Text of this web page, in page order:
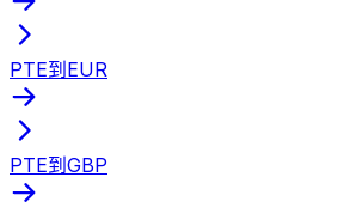
PTE到EUR
PTE到GBP